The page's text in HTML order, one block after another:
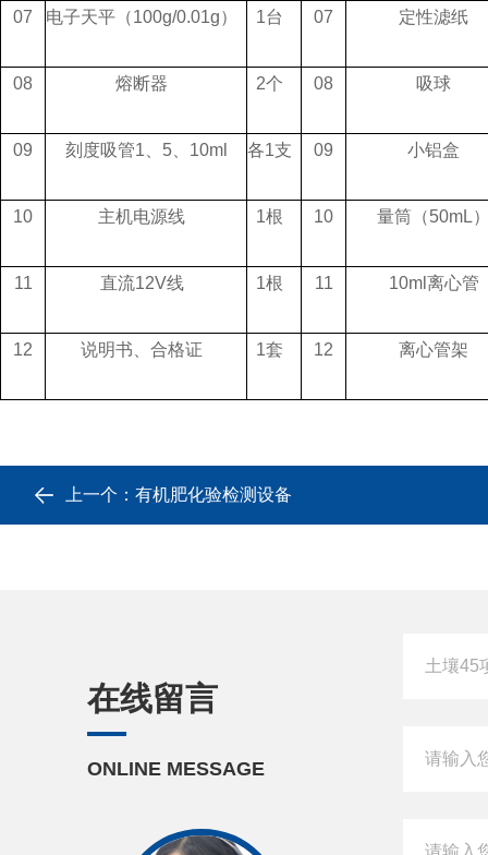
07 电子天平（100g/0.01g） 1台 07 定性滤纸
08 熔断器 2个 08 吸球
09 刻度吸管1、5、10ml 各1支 09 小铝盒
10 主机电源线 1根 10 量筒（50mL
11 直流12V线 1根 11 10ml离心管
12 说明书、合格证 1套 12 离心管架
上一个： 有机肥化验检测设备
在线留言
ONLINE MESSAGE